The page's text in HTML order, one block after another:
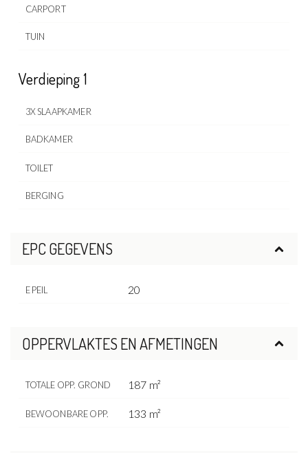
CARPORT
TUIN
Verdieping 1
3X SLAAPKAMER
BADKAMER
TOILET
BERGING
EPC GEGEVENS
E PEIL 20
OPPERVLAKTES EN AFMETINGEN
TOTALE OPP. GROND 187 m²
BEWOONBARE OPP. 133 m²